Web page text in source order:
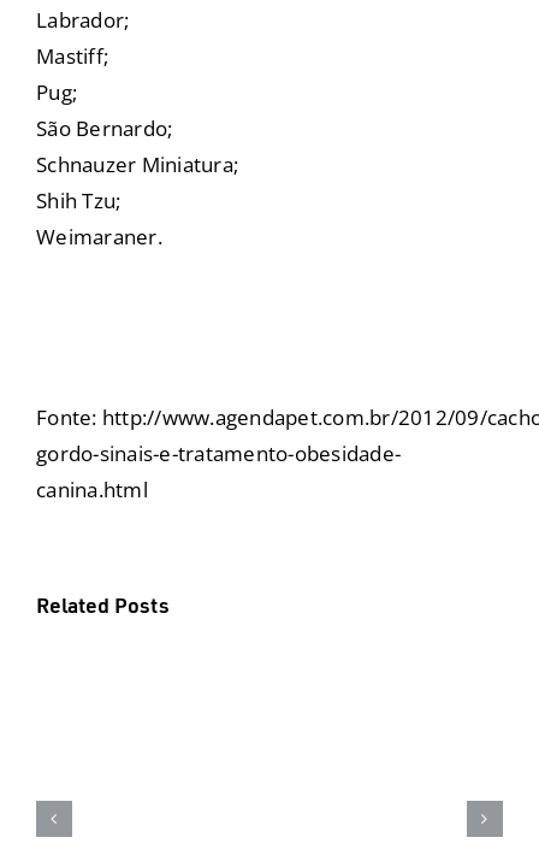
Labrador;
Mastiff;
Pug;
São Bernardo;
Schnauzer Miniatura;
Shih Tzu;
Weimaraner.
Fonte: http://www.agendapet.com.br/2012/09/
gordo-sinais-e-tratamento-obesidade-
canina.html
Related Posts